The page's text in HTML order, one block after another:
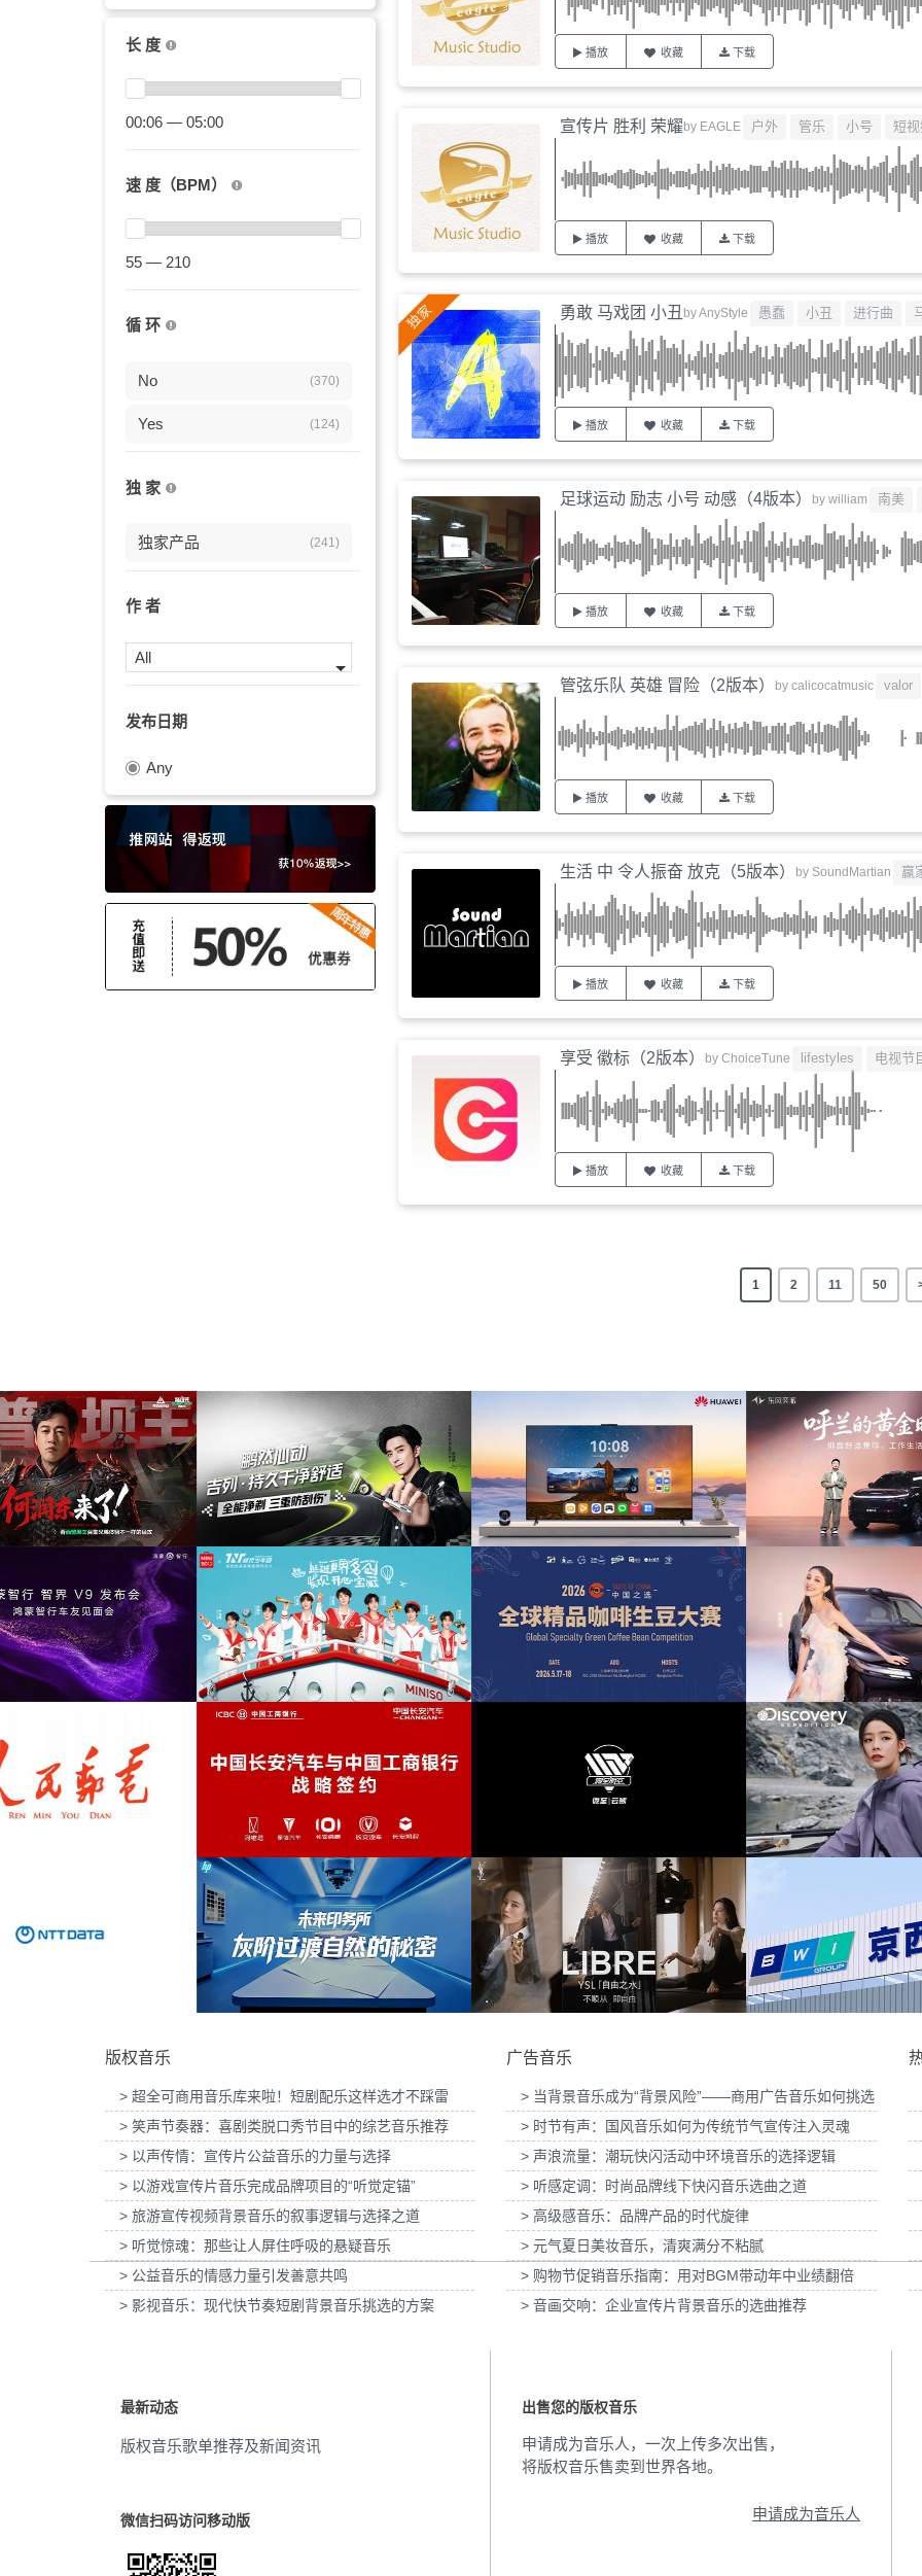
律动感
正能量
明亮
俏皮
流行 (59)
活泼 (57)
欢快 (54)
萨克斯
弦乐 (54)
振奋
管弦
有趣 (47)
大气
性感
柔和
酒吧 (42)
纪录片 (42)
沙发音乐 (42)
激励 (41)
喜剧 (40)
预告片
夏天 (39)
节奏感
(36)
(35)
(33)
舞曲
放克的 (32)
俱乐部 (31)
酷炫 (30)
戏剧性 (30)
幽默 (30)
史诗
电影 (29)
长 度
00:06 — 05:00
速 度（BPM）
55 — 210
循 环
No (370)
Yes (124)
独 家
独家产品 (241)
作 者
All
发布日期
Any
播放 收藏 下载
宣传片 胜利 荣耀by EAGLE 户外 管乐 小号 短视
播放 收藏 下载
勇敢 马戏团 小丑 byAnyStyle 愚蠢 小丑 进行曲
播放 收藏 下载
足球运动 励志 小号 动感（4版本） by william 南美
播放 收藏 下载
管弦乐队 英雄 冒险（2版本） by calicocatmusic valor
播放 收藏 下载
生活 中 令人振奋 放克（5版本） by SoundMartian 赢
播放 收藏 下载
享受 徽标（2版本） by ChoiceTune lifestyles 电视节
播放 收藏 下载
1 2 11 50
为吉列品牌GLT X AUDI联名活动提供音乐版
权
为华为智慧屏Mate TV鸿蒙智家发布会提供音
乐版权
为东风奕派M8上市发布会项目提供音乐版权 为中汇人寿三
为2026“中国之选”全球精品咖啡生豆大赛提供
音乐版权
为岚图泰山X8上市发布会互动项目提供音乐
为华为中国行
为中国长安汽车与工商银行战略签约事件传播
为微至航空科技公司产品宣传项目提供音乐版
权
为Discovery expedition北京店铺活动提供音
乐版权
为新希望乳业唐
为惠普打印：灰阶过渡自然的秘密提供音乐版
权
为欧莱雅-YSL LIBRE「自由之水」妇女节宣
传项目提供音乐版权
为张家口京西智行科技BWI媒体3D动画科普
项目提供音乐版权
为伊利宫酪中规
版权音乐
> 超全可商用音乐库来啦！短剧配乐这样选才不踩雷
> 笑声节奏器：喜剧类脱口秀节目中的综艺音乐推荐
> 以声传情：宣传片公益音乐的力量与选择
> 以游戏宣传片音乐完成品牌项目的“听觉定锚”
> 旅游宣传视频背景音乐的叙事逻辑与选择之道
> 听觉惊魂：那些让人屏住呼吸的悬疑音乐
> 公益音乐的情感力量引发善意共鸣
> 影视音乐：现代快节奏短剧背景音乐挑选的方案
广告音乐
> 当背景音乐成为“背景风险”——商用广告音乐如何挑选
> 时节有声：国风音乐如何为传统节气宣传注入灵魂
> 声浪流量：潮玩快闪活动中环境音乐的选择逻辑
> 听感定调：时尚品牌线下快闪音乐选曲之道
> 高级感音乐：品牌产品的时代旋律
> 元气夏日美妆音乐，清爽满分不粘腻
> 购物节促销音乐指南：用对BGM带动年中业绩翻倍
> 音画交响：企业宣传片背景音乐的选曲推荐
最新动态
版权音乐歌单推荐及新闻资讯
微信扫码访问移动版
出售您的版权音乐
申请成为音乐人，一次上传多次出售，
将版权音乐售卖到世界各地。
申请成为音乐人